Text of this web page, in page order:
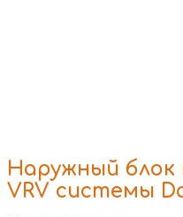
Наружный блок
VRV системы